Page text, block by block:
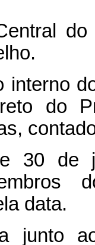
do
interno
do
30 de
data.
junto